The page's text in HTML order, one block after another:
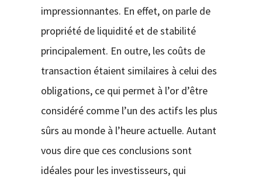
impressionnantes. En effet, on parle de
propriété de liquidité et de stabilité
principalement. En outre, les coûts de
transaction étaient similaires à celui des
obligations, ce qui permet à l’or d’être
considéré comme l’un des actifs les plus
sûrs au monde à l’heure actuelle. Autant
vous dire que ces conclusions sont
idéales pour les investisseurs, qui